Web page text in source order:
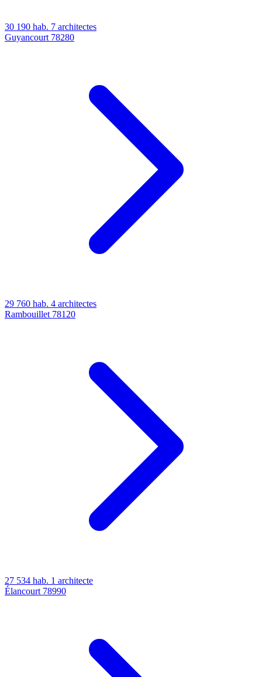
30 190 hab. 7 architectes
Guyancourt 78280
29 760 hab. 4 architectes
Rambouillet 78120
27 534 hab. 1 architecte
Élancourt 78990